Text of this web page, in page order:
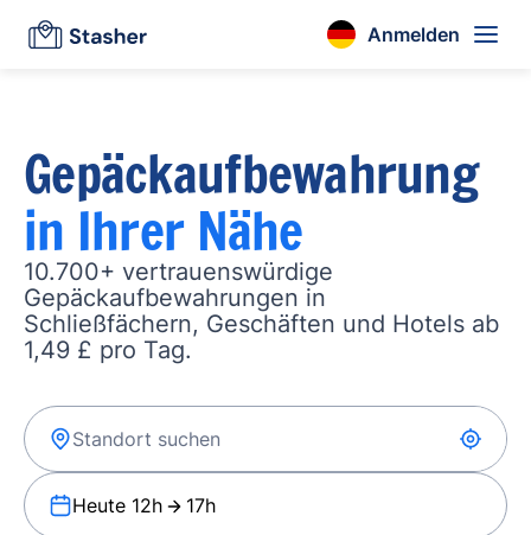
Anmelden
Gepäckaufbewahrung
in Ihrer Nähe
10.700+ vertrauenswürdige
Gepäckaufbewahrungen in
Schließfächern, Geschäften und Hotels ab
1,49 £ pro Tag.
Heute 12h 17h